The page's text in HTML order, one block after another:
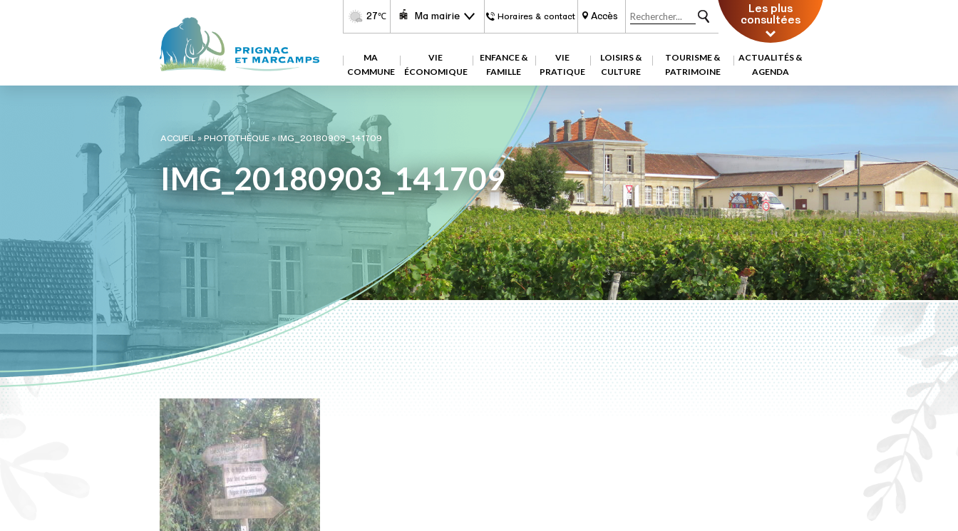
27℃ Ma mairie Horaires & contact Accès Les plus
consultées
MA
COMMUNE
VIE
ÉCONOMIQUE
ENFANCE &
FAMILLE
VIE
PRATIQUE
LOISIRS &
CULTURE
TOURISME &
PATRIMOINE
ACTUALITÉS &
AGENDA
ACCUEIL»PHOTOTHÈQUE»IMG_20180903_141709
IMG_20180903_141709